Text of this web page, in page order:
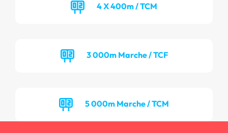
4 X 400m / TCM
3 000m Marche / TCF
5 000m Marche / TCM